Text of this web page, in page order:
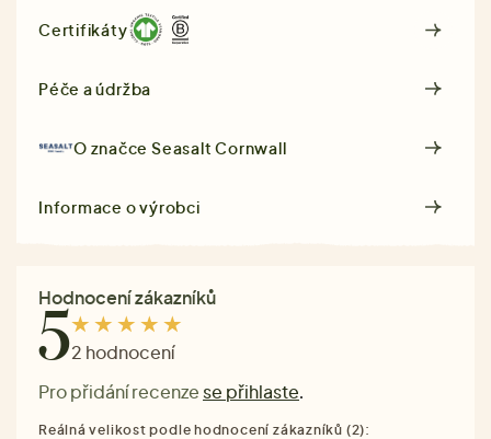
Certifikáty
Péče a údržba
O značceSeasalt Cornwall
Informace o výrobci
Hodnocení zákazníků
52 hodnocení
Pro přidání recenze se přihlaste.
Reálná velikost podle hodnocení zákazníků (2):